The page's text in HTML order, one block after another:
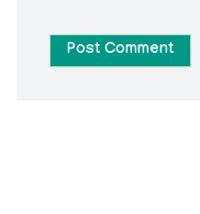
Post Comment